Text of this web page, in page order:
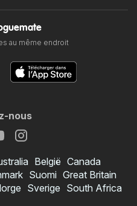
au même endroit
nous
België Canada
Suomi Great Britain
Sverige South Africa